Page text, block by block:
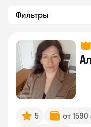
Фильтры
5 от